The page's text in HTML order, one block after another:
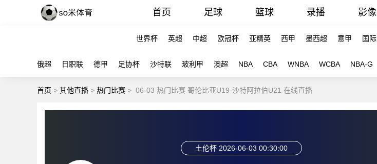
首页 足球 篮球 录播 影像
世界杯 英超 中超 欧冠杯 亚精英 西甲 墨西超 意甲 国
俄超 日职联 德甲 足协杯 沙特联 玻利甲 澳超 NBA CBA WNBA WCBA NBA-G
首页 > 其他直播 > 热门比赛 > 06-03 热门比赛 哥伦比亚U19-沙特阿拉伯U21 在线直播
土伦杯 2026-06-03 00:30:00